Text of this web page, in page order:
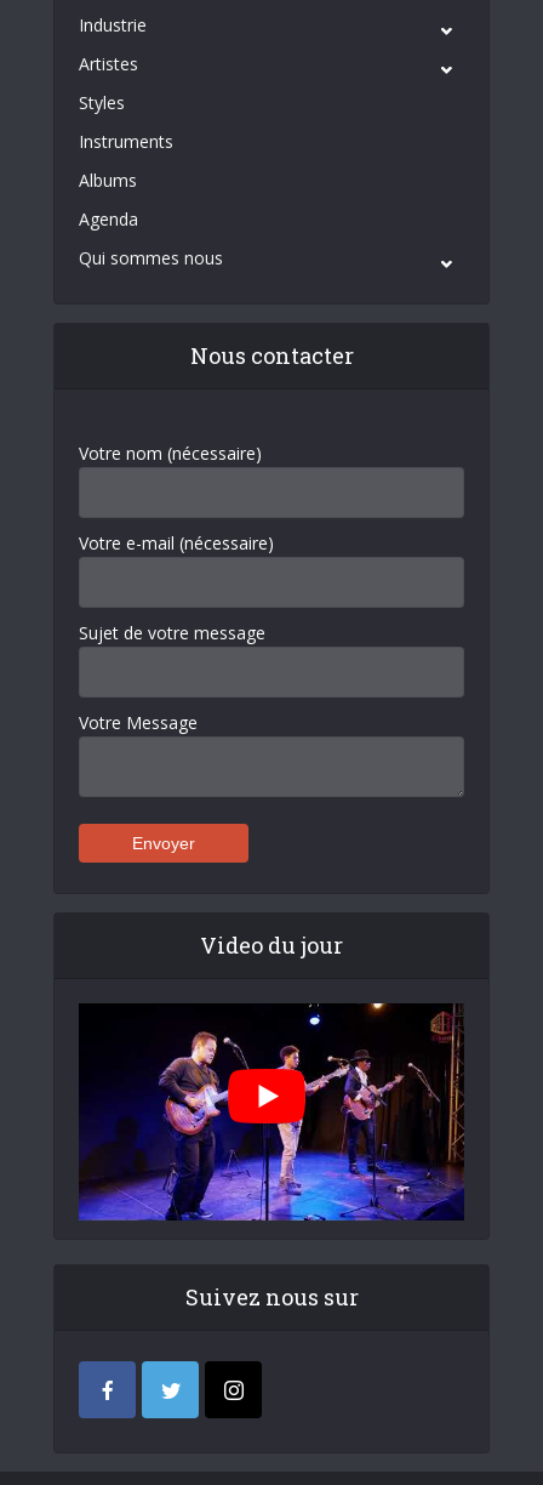
Industrie
Artistes
Styles
Instruments
Albums
Agenda
Qui sommes nous
Nous contacter
Votre nom (nécessaire)
Votre e-mail (nécessaire)
Sujet de votre message
Votre Message
Video du jour
Suivez nous sur